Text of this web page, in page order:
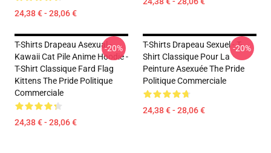
24,38 € - 28,06 €
T-Shirts Drapeau Asexual -
Kawaii Cat Pile Anime Hoodie -
T-Shirt Classique Fard Flag
Kittens The Pride Politique
Commerciale
24,38 € - 28,06 €
-20%
T-Shirts Drapeau Sexuel - T-
Shirt Classique Pour La
Peinture Asexuée The Pride
Politique Commerciale
24,38 € - 28,06 €
-20%